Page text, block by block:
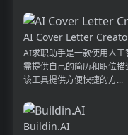
AI Cover Letter
AI求职助手是一款使用人
需提供自己的简历和职位描
该工具提供方便快捷的方...
Buildin.AI